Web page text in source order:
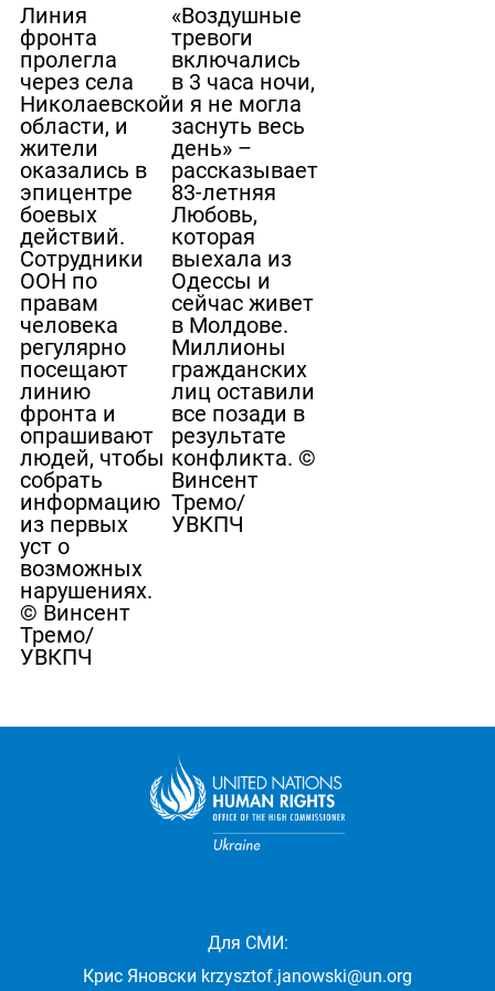
Линия
фронта
пролегла
через села
Николаевской
области, и
жители
оказались в
эпицентре
боевых
действий.
Сотрудники
ООН по
правам
человека
регулярно
посещают
линию
фронта и
опрашивают
людей, чтобы
собрать
информацию
из первых
уст о
возможных
нарушениях.
© Винсент
Тремо/
УВКПЧ
«Воздушные
тревоги
включались
в 3 часа ночи,
и я не могла
заснуть весь
день» –
рассказывает
83-летняя
Любовь,
которая
выехала из
Одессы и
сейчас живет
в Молдове.
Миллионы
гражданских
лиц оставили
все позади в
результате
конфликта. ©
Винсент
Тремо/
УВКПЧ
Для СМИ:
Крис Яновски krzysztof.janowski@un.org